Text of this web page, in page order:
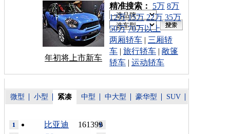
年初将上市新车
车型搜索：
精准搜索： 5万 8万
12万 15万 22万 35万
50万 70万以上
两厢轿车 | 三厢轿
车 | 旅行轿车 | 敞篷
轿车 | 运动轿车
微型 小型 紧凑 中型 中大型 豪华型 SUV
161399
比亚迪